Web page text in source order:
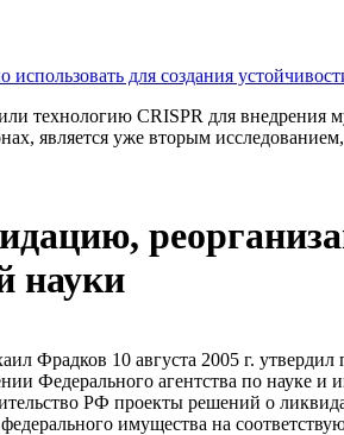
для создания
технологию CRISPR для внедрения
является уже вторым
науки
Фрадков 10 августа 2005 г.
Федерального агентства по науке
РФ проекты решений о
имущества на